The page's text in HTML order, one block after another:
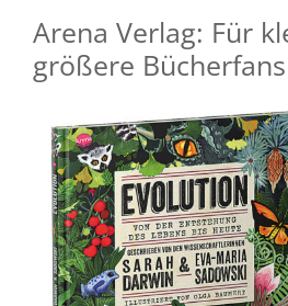
Arena Verlag: Für
größere Bücherfans